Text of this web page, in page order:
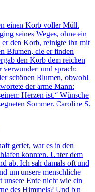
einen Korb voller Müll.
seines Weges, ohne ein
er den Korb, reinigte ihn mit
Blumen, die er finden
den Korb dem reichen
verwundert und sprach:
schönen Blumen, obwohl
der arme Mann:
Herzen ist.“ Wünsche
Sommer. Caroline S.
geriet, war es in den
konnten. Unter dem
ab. Ich sah damals oft und
um unsere menschliche
unsere Erde nicht wie ein
des Himmels? Und bin